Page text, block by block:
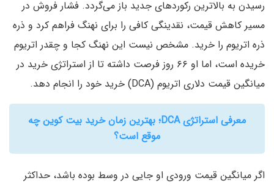
رسیدن به بالاترین رکوردهای جدید باز می‌گردد. فشار فروش در
مسیر کاهش قیمت، نقدینگی کافی را برای نهنگ فراهم کرد و ذره
ذره اتریوم را خرید. مشخص نیست این نهنگ کجا و چقدر اتریوم
خریده‌ است، اما او ۶۶ روز فرصت داشته تا از استراتژی خرید در
میانگین قیمت دلاری اتریوم (DCA) خرید خود را انجام دهد.
معرفی استراتژی DCA؛ بهترین زمان خرید بیت کوین چه
موقع است؟
اگر میانگین قیمت ورودی او جایی در وسط بوده باشد، حداکثر